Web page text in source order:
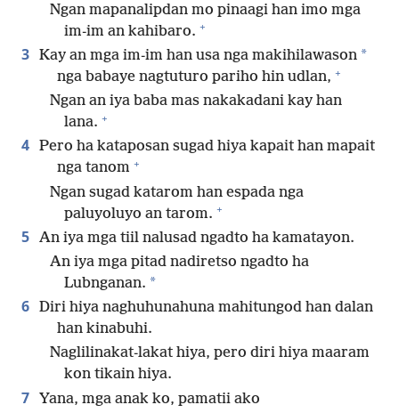
Ngan mapanalipdan mo pinaagi han imo mga
im-im an kahibaro. +
3 Kay an mga im-im han usa nga makihilawason *
nga babaye nagtuturo pariho hin udlan, +
Ngan an iya baba mas nakakadani kay han
lana. +
4 Pero ha kataposan sugad hiya kapait han mapait
nga tanom +
Ngan sugad katarom han espada nga
paluyoluyo an tarom. +
5 An iya mga tiil nalusad ngadto ha kamatayon.
An iya mga pitad nadiretso ngadto ha
Lubnganan. *
6 Diri hiya naghuhunahuna mahitungod han dalan
han kinabuhi.
Naglilinakat-lakat hiya, pero diri hiya maaram
kon tikain hiya.
7 Yana, mga anak ko, pamatii ako